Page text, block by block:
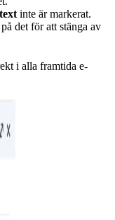
inte är markerat.
det för att stänga av
i alla framtida e-